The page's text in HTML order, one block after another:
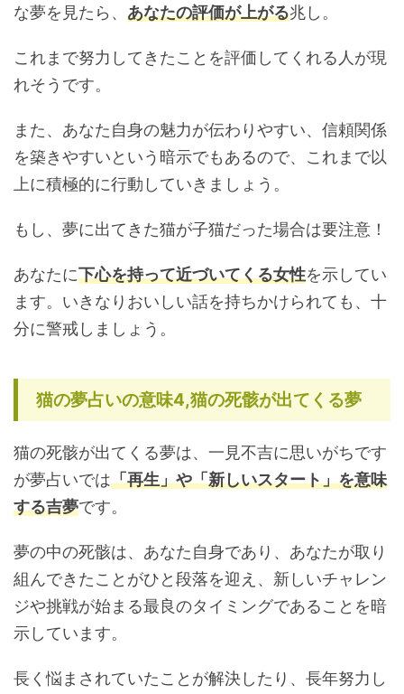
な夢を見たら、 あなたの評価が上がる兆し。
これまで努力してきたことを評価してくれる人が現
れそうです。
また、あなた自身の魅力が伝わりやすい、信頼関係
を築きやすいという暗示でもあるので、これまで以
上に積極的に行動していきましょう。
もし、夢に出てきた猫が子猫だった場合は要注意！
あなたに下心を持って近づいてくる女性を示してい
ます。いきなりおいしい話を持ちかけられても、十
分に警戒しましょう。
猫の夢占いの意味4,猫の死骸が出てくる夢
猫の死骸が出てくる夢は、一見不吉に思いがちです
が夢占いでは「再生」や「新しいスタート」を意味
する吉夢です。
夢の中の死骸は、あなた自身であり、あなたが取り
組んできたことがひと段落を迎え、新しいチャレン
ジや挑戦が始まる最良のタイミングであることを暗
示しています。
長く悩まされていたことが解決したり、長年努力し